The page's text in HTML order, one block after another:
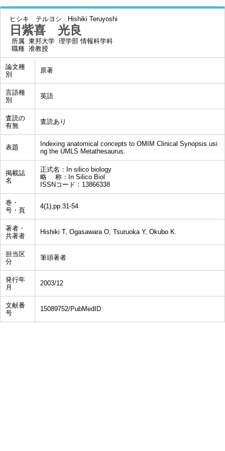
ヒシキ テルヨシ Hishiki Teruyoshi
日紫喜 光良
所属 東邦大学 理学部 情報科学科
職種 准教授
論文種
別
原著
言語種
別
英語
査読の
有無
査読あり
表題
Indexing anatomical concepts to OMIM Clinical Synopsis usi
ng the UMLS Metathesaurus.
掲載誌
名
正式名：In silico biology
略 称：In Silico Biol
ISSNコード：13866338
巻・
号・頁
4(1),pp.31-54
著者・
共著者
Hishiki T, Ogasawara O, Tsuruoka Y, Okubo K.
担当区
分
筆頭著者
発行年
月
2003/12
文献番
号
15089752/PubMedID